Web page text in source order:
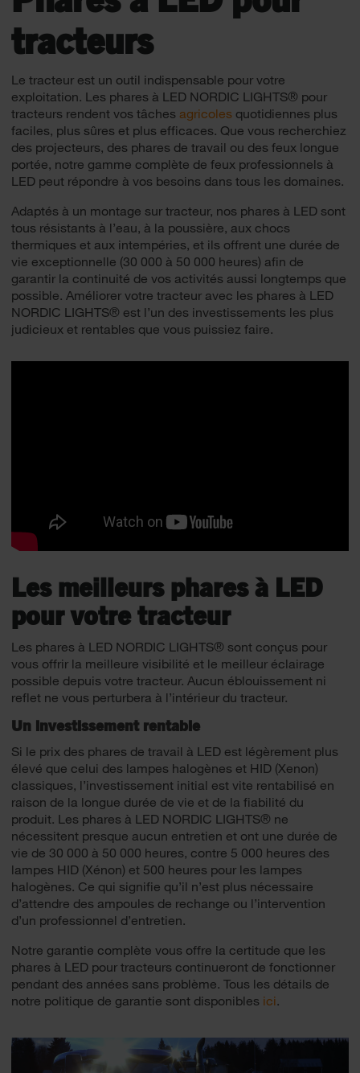
tracteurs
Le tracteur est un outil indispensable pour votre
exploitation. Les phares à LED NORDIC LIGHTS® pour
tracteurs rendent vos tâches agricoles quotidiennes plus
faciles, plus sûres et plus efficaces. Que vous recherchiez
des projecteurs, des phares de travail ou des feux longue
portée, notre gamme complète de feux professionnels à
LED peut répondre à vos besoins dans tous les domaines.
Adaptés à un montage sur tracteur, nos phares à LED sont
tous résistants à l’eau, à la poussière, aux chocs
thermiques et aux intempéries, et ils offrent une durée de
vie exceptionnelle (30 000 à 50 000 heures) afin de
garantir la continuité de vos activités aussi longtemps que
possible. Améliorer votre tracteur avec les phares à LED
NORDIC LIGHTS® est l’un des investissements les plus
judicieux et rentables que vous puissiez faire.
Les meilleurs phares à LED
pour votre tracteur
Les phares à LED NORDIC LIGHTS® sont conçus pour
vous offrir la meilleure visibilité et le meilleur éclairage
possible depuis votre tracteur. Aucun éblouissement ni
reflet ne vous perturbera à l’intérieur du tracteur.
Un investissement rentable
Si le prix des phares de travail à LED est légèrement plus
élevé que celui des lampes halogènes et HID (Xenon)
classiques, l’investissement initial est vite rentabilisé en
raison de la longue durée de vie et de la fiabilité du
produit. Les phares à LED NORDIC LIGHTS® ne
nécessitent presque aucun entretien et ont une durée de
vie de 30 000 à 50 000 heures, contre 5 000 heures des
lampes HID (Xénon) et 500 heures pour les lampes
halogènes. Ce qui signifie qu’il n’est plus nécessaire
d’attendre des ampoules de rechange ou l’intervention
d’un professionnel d’entretien.
Notre garantie complète vous offre la certitude que les
phares à LED pour tracteurs continueront de fonctionner
pendant des années sans problème. Tous les détails de
notre politique de garantie sont disponibles ici.